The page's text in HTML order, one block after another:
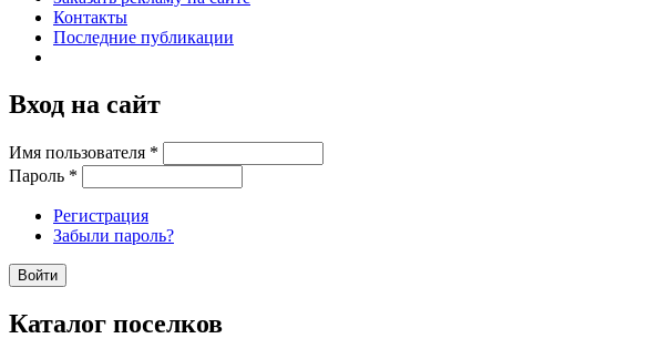
Контакты
Последние публикации
Вход на сайт
Имя пользователя *
Пароль *
Регистрация
Забыли пароль?
Каталог поселков